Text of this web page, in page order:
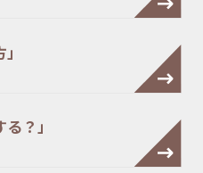
？」